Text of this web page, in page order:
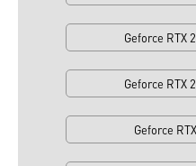
Geforce RTX
Geforce RTX
Geforce